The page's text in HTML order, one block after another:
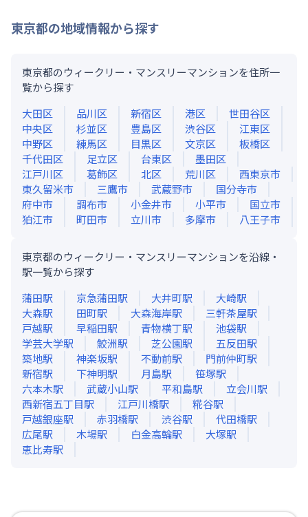
東京都の地域情報から探す
東京都のウィークリー・マンスリーマンションを住所一
覧から探す
大田区
品川区 新宿区 港区
世田谷区
中央区
杉並区 豊島区 渋谷区
江東区
中野区
練馬区 目黒区 文京区
板橋区
千代田区
足立区 台東区
墨田区
江戸川区
葛飾区 北区 荒川区
西東京市
東久留米市
三鷹市 武蔵野市
国分寺市
府中市
調布市 小金井市 小平市
国立市
狛江市
町田市 立川市 多摩市 八王子市
東京都のウィークリー・マンスリーマンションを沿線・
駅一覧から探す
蒲田駅 京急蒲田駅 大井町駅 大崎駅
大森駅 田町駅 大森海岸駅 三軒茶屋駅
戸越駅 早稲田駅 青物横丁駅 池袋駅
学芸大学駅 鮫洲駅 芝公園駅 五反田駅
築地駅 神楽坂駅 不動前駅 門前仲町駅
新宿駅 下神明駅 月島駅 笹塚駅
六本木駅 武蔵小山駅 平和島駅 立会川駅
西新宿五丁目駅 江戸川橋駅 糀谷駅
戸越銀座駅 赤羽橋駅 渋谷駅 代田橋駅
広尾駅 木場駅 白金高輪駅 大塚駅
恵比寿駅